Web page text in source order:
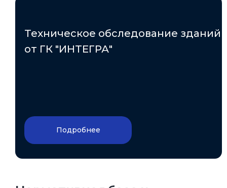
Техническое обследование зданий
от ГК "ИНТЕГРА"
Подробнее